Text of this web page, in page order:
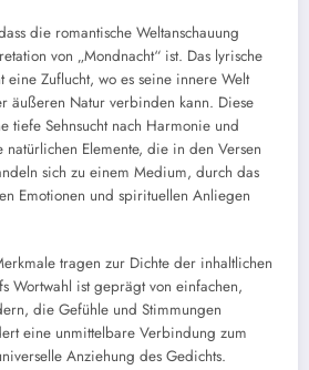
die romantische Weltanschauung
von „Mondnacht“ ist. Das lyrische
eine Zuflucht, wo es seine innere Welt
äußeren Natur verbinden kann. Diese
tiefe Sehnsucht nach Harmonie und
Elemente, die in den Versen
sich zu einem Medium, durch das
Emotionen und spirituellen Anliegen
tragen zur Dichte der inhaltlichen
Wortwahl ist geprägt von einfachen,
die Gefühle und Stimmungen
eine unmittelbare Verbindung zum
Anziehung des Gedichts.